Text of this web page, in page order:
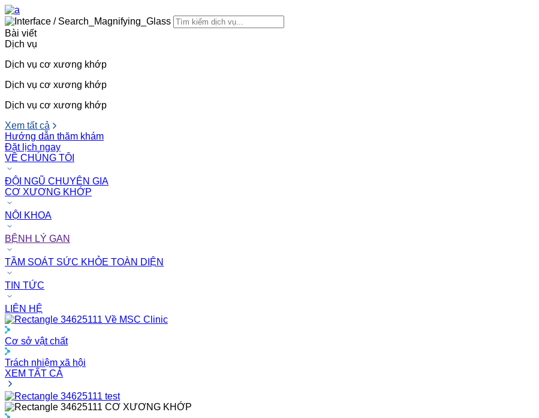
Bài viết
Dịch vụ
Dịch vụ cơ xương khớp
Dịch vụ cơ xương khớp
Dịch vụ cơ xương khớp
Xem tất cả
Hướng dẫn thăm khám
Đặt lịch ngay
VỀ CHÚNG TÔI
ĐỘI NGŨ CHUYÊN GIA
CƠ XƯƠNG KHỚP
NỘI KHOA
BỆNH LÝ GAN
TẦM SOÁT SỨC KHỎE TOÀN DIỆN
TIN TỨC
LIÊN HỆ
Về MSC Clinic
Cơ sở vật chất
Trách nhiệm xã hội
XEM TẤT CẢ
test
CƠ XƯƠNG KHỚP